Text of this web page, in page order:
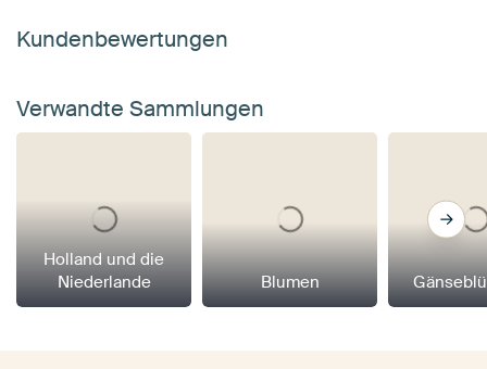
Kundenbewertungen
Verwandte Sammlungen
Holland und die
Niederlande
Blumen